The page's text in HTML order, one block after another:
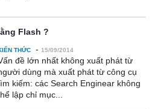
Flash ?
THỨC - 15/09/2014
đề lớn nhất không xuất phát từ
dùng mà xuất phát từ công cụ
kiếm: các Search Enginear không
lập chỉ mục...